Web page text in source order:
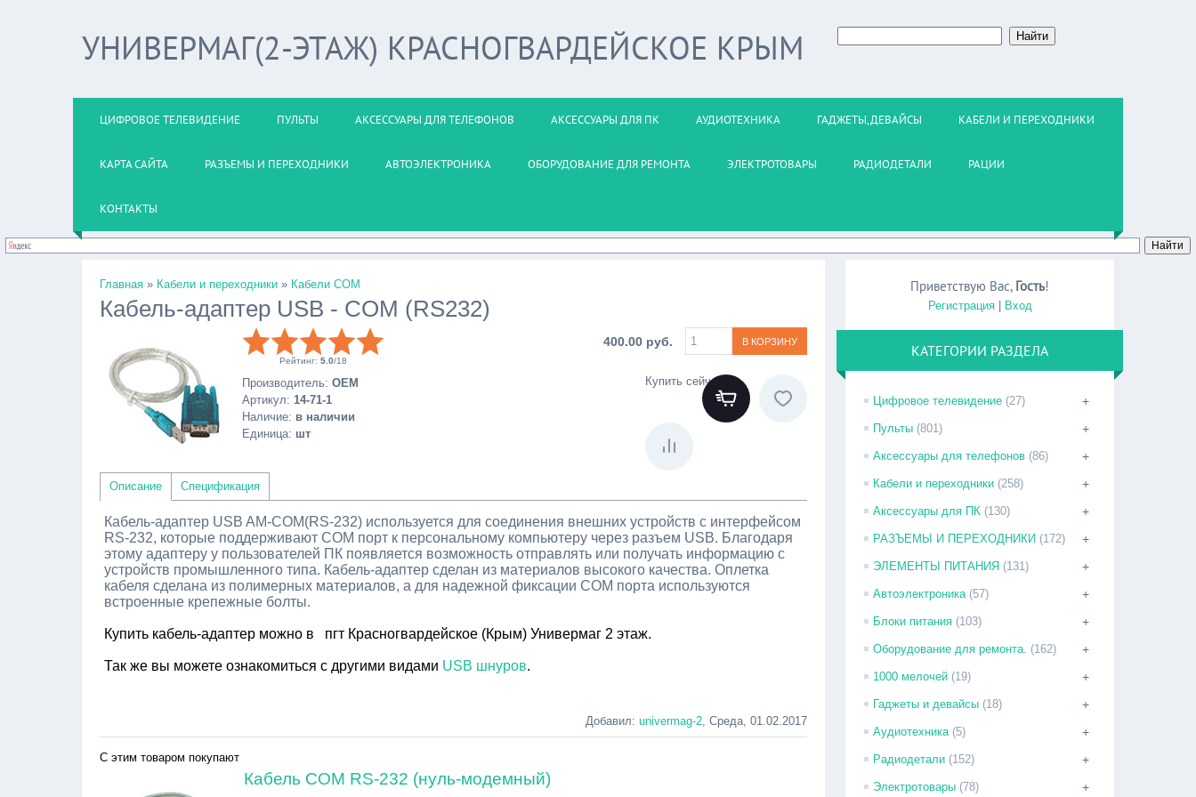
УНИВЕРМАГ(2-ЭТАЖ) КРАСНОГВАРДЕЙСКОЕ КРЫМ
ЦИФРОВОЕ ТЕЛЕВИДЕНИЕ ПУЛЬТЫ АКСЕССУАРЫ ДЛЯ ТЕЛЕФОНОВ АКСЕССУАРЫ ДЛЯ ПК АУДИОТЕХНИКА ГАДЖЕТЫ,ДЕВАЙСЫ КАБЕЛИ И ПЕРЕХОДНИКИ
КАРТА САЙТА РАЗЪЕМЫ И ПЕРЕХОДНИКИ АВТОЭЛЕКТРОНИКА ОБОРУДОВАНИЕ ДЛЯ РЕМОНТА ЭЛЕКТРОТОВАРЫ РАДИОДЕТАЛИ РАЦИИ
КОНТАКТЫ
Главная » Кабели и переходники » Кабели COM
Кабель-адаптер USB - COM (RS232)
Рейтинг: 5.0/18
400.00 руб.
Производитель: OEM
Артикул: 14-71-1
Наличие: в наличии
Единица: шт
Купить сейчас
Описание Спецификация
Кабель-адаптер USB AM-COM(RS-232) используется для соединения внешних устройств с интерфейсом
RS-232, которые поддерживают COM порт к персональному компьютеру через разъем USB. Благодаря
этому адаптеру у пользователей ПК появляется возможность отправлять или получать информацию с
устройств промышленного типа. Кабель-адаптер сделан из материалов высокого качества. Оплетка
кабеля сделана из полимерных материалов, а для надежной фиксации COM порта используются
встроенные крепежные болты.
Купить кабель-адаптер можно в пгт Красногвардейское (Крым) Универмаг 2 этаж.
Так же вы можете ознакомиться с другими видами USB шнуров.
Добавил:univermag-2, Среда, 01.02.2017
С этим товаром покупают
Кабель COM RS-232 (нуль-модемный)
Приветствую Вас, Гость!
Регистрация| Вход
КАТЕГОРИИ РАЗДЕЛА
+
Цифровое телевидение (27)
+
Пульты (801)
+
Аксессуары для телефонов (86)
+
Кабели и переходники (258)
+
Аксессуары для ПК (130)
+
РАЗЪЕМЫ И ПЕРЕХОДНИКИ (172)
+
ЭЛЕМЕНТЫ ПИТАНИЯ (131)
+
Автоэлектроника (57)
+
Блоки питания (103)
+
Оборудование для ремонта. (162)
+
1000 мелочей (19)
+
Гаджеты и девайсы (18)
+
Аудиотехника (5)
+
Радиодетали (152)
+
Электротовары (78)